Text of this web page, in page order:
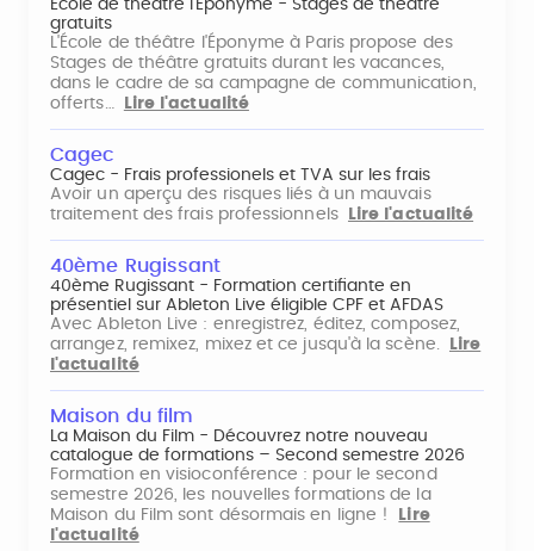
École de théâtre l'Éponyme - Stages de théâtre
gratuits
L'École de théâtre l'Éponyme à Paris propose des
Stages de théâtre gratuits durant les vacances,
dans le cadre de sa campagne de communication,
offerts…
Lire l'actualité
Cagec
Cagec - Frais professionels et TVA sur les frais
Avoir un aperçu des risques liés à un mauvais
traitement des frais professionnels
Lire l'actualité
40ème Rugissant
40ème Rugissant - Formation certifiante en
présentiel sur Ableton Live éligible CPF et AFDAS
Avec Ableton Live : enregistrez, éditez, composez,
arrangez, remixez, mixez et ce jusqu'à la scène.
Lire
l'actualité
Maison du film
La Maison du Film - Découvrez notre nouveau
catalogue de formations – Second semestre 2026
Formation en visioconférence : pour le second
semestre 2026, les nouvelles formations de la
Maison du Film sont désormais en ligne !
Lire
l'actualité